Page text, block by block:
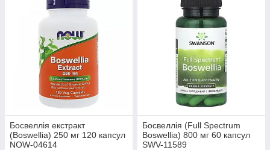
Босвеллія екстракт
(Boswellia) 250 мг 120 капсул
NOW-04614
Босвеллія (Full Spectrum
Boswellia) 800 мг 60 капсул
SWV-11589